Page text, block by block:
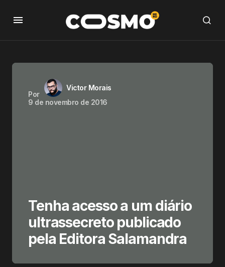
Por
Victor Morais
9 de novembro de 2016
Tenha acesso a um diário
ultrassecreto publicado
pela Editora Salamandra